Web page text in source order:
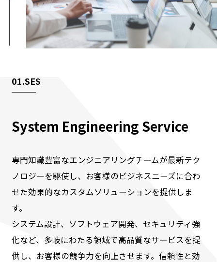
01.SES
System Engineering Service
専門知識豊富なエンジニアリングチームが最新テク
ノロジーを駆使し、お客様のビジネスニーズに合わ
せた効果的なカスタムソリューションを提供しま
す。
システム設計、ソフトウェア開発、セキュリティ強
化など、多岐にわたる領域で高品質なサービスを提
供し、お客様の競争力を向上させます。信頼性と効